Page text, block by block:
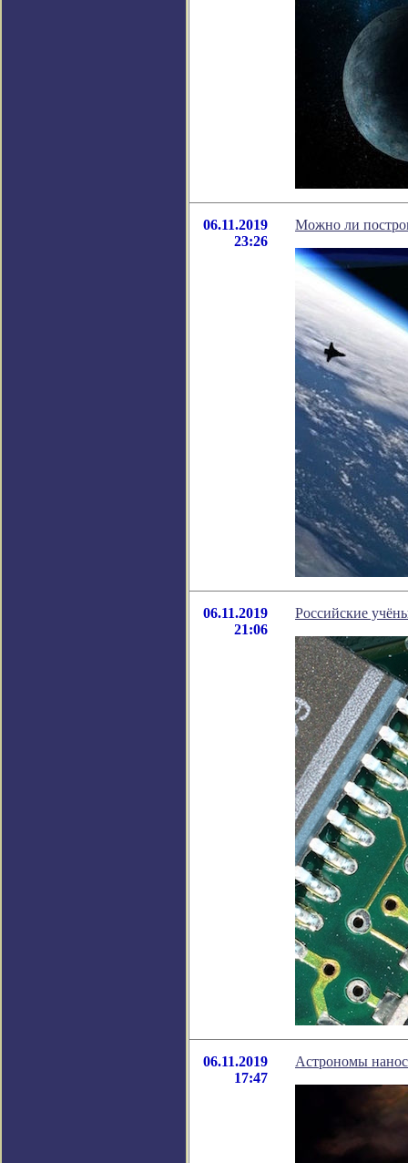
06.11.2019
23:26
Можно ли
06.11.2019
21:06
Российские
06.11.2019
17:47
Астрономы